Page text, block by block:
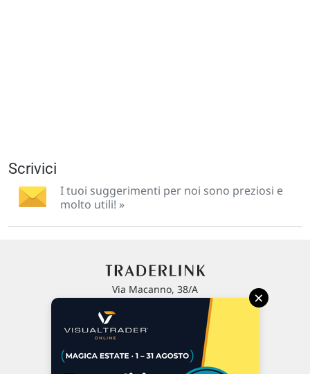
Scrivici
I tuoi suggerimenti per noi sono preziosi e
molto utili! »
Via Macanno, 38/A
P.IVA 02 452 460 401
Chi siamo
×